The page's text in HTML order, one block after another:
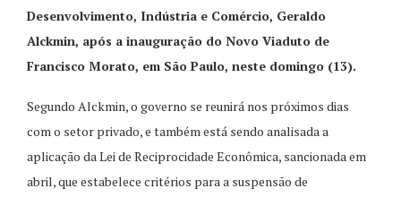
Desenvolvimento, Indústria e Comércio, Geraldo
Alckmin, após a inauguração do Novo Viaduto de
Francisco Morato, em São Paulo, neste domingo (13).
Segundo Alckmin, o governo se reunirá nos próximos dias
com o setor privado, e também está sendo analisada a
aplicação da Lei de Reciprocidade Econômica, sancionada em
abril, que estabelece critérios para a suspensão de